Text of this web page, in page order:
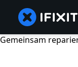
Gemeinsam